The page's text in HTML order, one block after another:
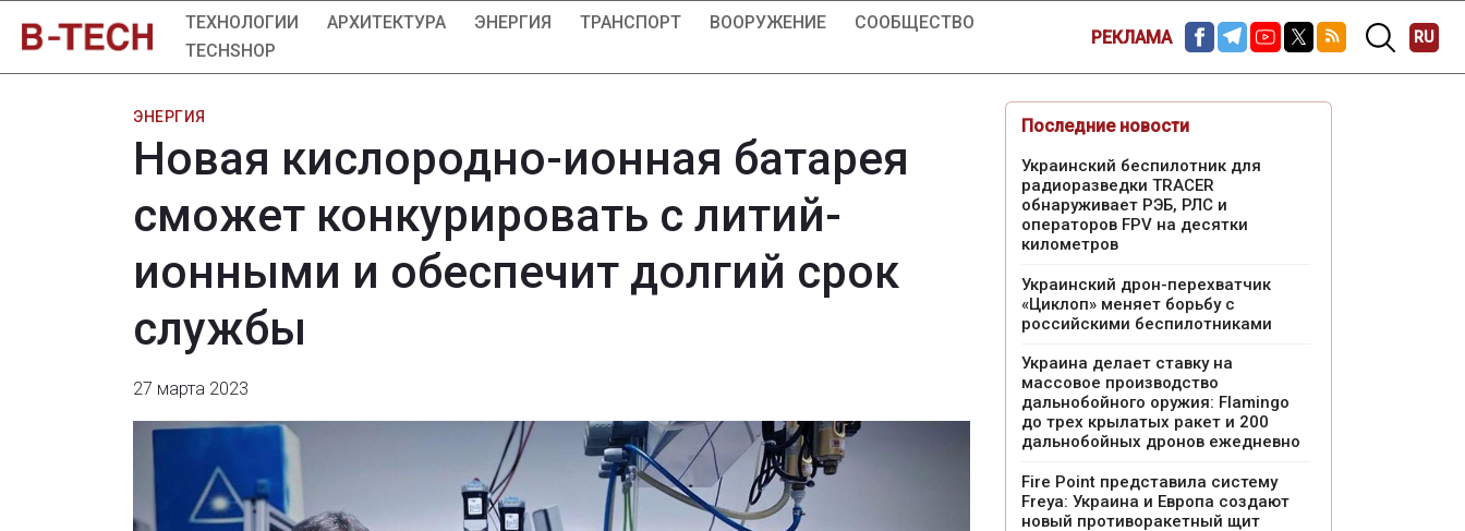
ТЕХНОЛОГИИ АРХИТЕКТУРА ЭНЕРГИЯ ТРАНСПОРТ ВООРУЖЕНИЕ
СООБЩЕСТВО
TECHSHOP
РЕКЛАМА RU
ЭНЕРГИЯ
Новая кислородно-ионная батарея
сможет конкурировать с литий-
ионными и обеспечит долгий срок
службы
27 марта 2023
Последние новости
Украинский беспилотник для
радиоразведки TRACER
обнаруживает РЭБ, РЛС и
операторов FPV на десятки
километров
Украинский дрон-перехватчик
«Циклоп» меняет борьбу с
российскими беспилотниками
Украина делает ставку на
массовое производство
дальнобойного оружия: Flamingo
до трех крылатых ракет и 200
дальнобойных дронов ежедневно
Fire Point представила систему
Freya: Украина и Европа создают
новый противоракетный щит